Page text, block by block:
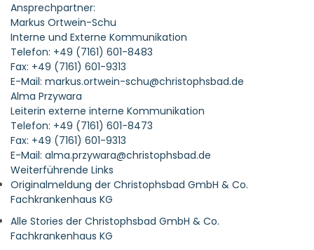
Ansprechpartner:
Markus Ortwein-Schu
Interne und Externe Kommunikation
Telefon: +49 (7161) 601-8483
Fax: +49 (7161) 601-9313
E-Mail: markus.ortwein-schu@christophsbad.de
Alma Przywara
Leiterin externe interne Kommunikation
Telefon: +49 (7161) 601-8473
Fax: +49 (7161) 601-9313
E-Mail: alma.przywara@christophsbad.de
Weiterführende Links
Originalmeldung der Christophsbad GmbH & Co.
Fachkrankenhaus KG
Alle Stories der Christophsbad GmbH & Co.
Fachkrankenhaus KG